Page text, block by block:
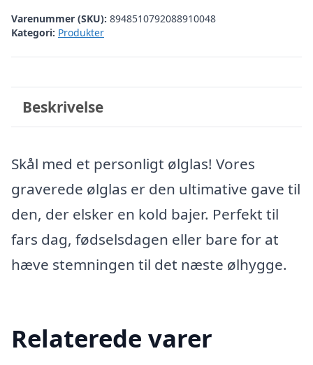
Varenummer (SKU): 8948510792088910048
Kategori: Produkter
Beskrivelse
Skål med et personligt ølglas! Vores
graverede ølglas er den ultimative gave til
den, der elsker en kold bajer. Perfekt til
fars dag, fødselsdagen eller bare for at
hæve stemningen til det næste ølhygge.
Relaterede varer